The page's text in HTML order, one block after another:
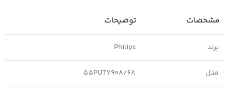
مشخصات توضیحات
برند Philips
مدل 55PUT7908/68